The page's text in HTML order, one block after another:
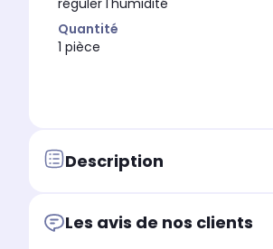
réguler l'humidité
Quantité
1 pièce
Description
Les avis de nos clients